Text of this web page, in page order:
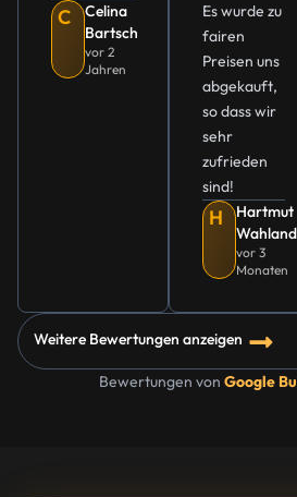
C
Celina
Bartsch
vor 2
Jahren
Es wurde zu
fairen
Preisen uns
abgekauft,
so dass wir
sehr
zufrieden
sind!
H
Hartmut
vor 3
Monaten
Weitere Bewertungen anzeigen
Bewertungen von Google